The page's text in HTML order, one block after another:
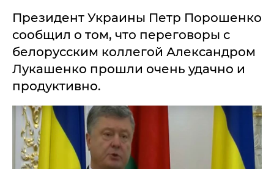
Президент Украины Петр Порошенко
сообщил о том, что переговоры с
белорусским коллегой Александром
Лукашенко прошли очень удачно и
продуктивно.